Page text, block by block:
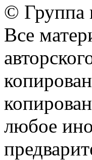
© Группа
Все
любое